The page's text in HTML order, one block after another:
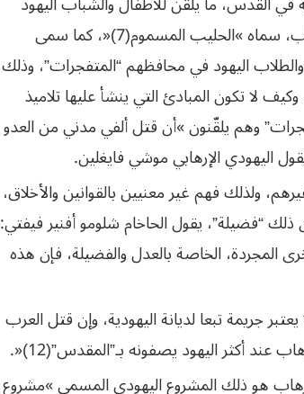
في المدارس من كراهية، وحقد، وإعداد لممارسة الإرهاب، سماه »الحليب المسموم(7)«، كما سمى
اليهود في محافظهم “المتفجرات”، وذلك
له عنوانه »سموم من الغلاف الى الغلاف(8)«، وكيف لا تكون المبادئ التي ينشأ عليها تلاميذ
وهم يلقّنون »أن قتل ألفي مدني من العدو
اليهوديالإرهابيموشيفايغلين.
ولذلك فهم غير معنيين بالقوانين والأخلاق،
ذلك “فضيلة”، يقول الحاخام شلومو أفنير فيفتي:
المجردة،الخاصةبالعدلوالفضيلة، فإنهذه
جريمة تبعا لديانة اليهودية، وإن قتل العرب
هوذلكالمشروعاليهوديالمسمى»مشروع